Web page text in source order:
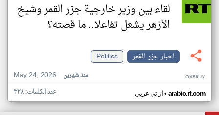
لقاء بين وزير خارجية جزر القمر وشيخ
الأزهر يشعل تفاعلا.. ما قصته؟
اخبار جزر القمر
Politics
May 24, 2026
منذ شهرين OX58UY
ار تي عربي• arabic.rt.com عدد الكلمات: ٣٢٨